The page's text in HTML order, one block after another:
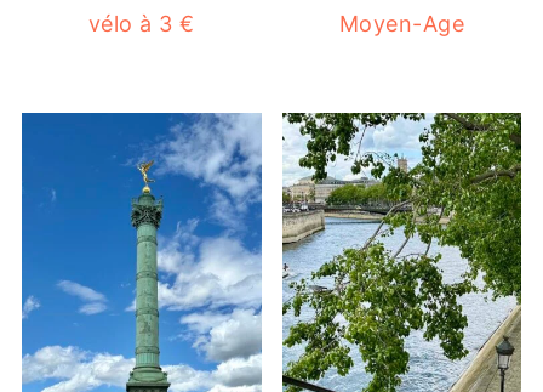
vélo à 3 €
Moyen-Age